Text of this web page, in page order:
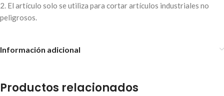
2. El artículo solo se utiliza para cortar artículos industriales no
peligrosos.
Información adicional
Productos relacionados